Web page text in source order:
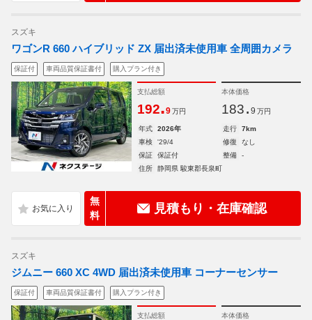
スズキ
ワゴンR 660 ハイブリッド ZX 届出済未使用車 全周囲カメラ
保証付 車両品質保証書付 購入プラン付き
支払総額
192.9 万円
本体価格
183. 9 万円
年式 2026年 走行
7km
車検
'29/4 修復
なし
保証
保証付 整備
-
住所
静岡県 駿東郡長泉町
無
料
見積もり・在庫確認
スズキ
ジムニー 660 XC 4WD 届出済未使用車 コーナーセンサー
保証付 車両品質保証書付 購入プラン付き
支払総額 本体価格